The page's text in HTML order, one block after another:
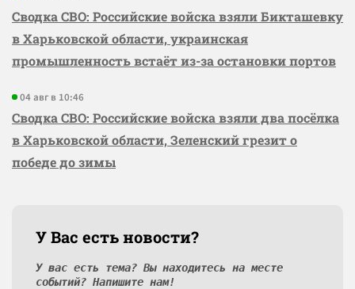
Сводка СВО: Российские войска взяли Бикташевку
в Харьковской области, украинская
промышленность встаёт из-за остановки портов
04 авг в 10:46
Сводка СВО: Российские войска взяли два посёлка
в Харьковской области, Зеленский грезит о
победе до зимы
У Вас есть новости?
У вас есть тема? Вы находитесь на месте
событий? Напишите нам!